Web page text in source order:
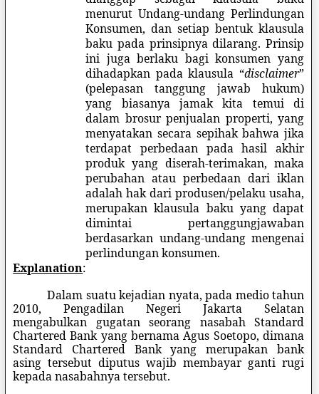
menurut Undang-undang Perlindungan
Konsumen, dan setiap bentuk klausula
baku pada prinsipnya dilarang. Prinsip
ini juga berlaku bagi konsumen yang
dihadapkan pada klausula “disclaimer”
(pelepasan tanggung jawab hukum)
yang biasanya jamak kita temui di
dalam brosur penjualan properti, yang
menyatakan secara sepihak bahwa jika
terdapat perbedaan pada hasil akhir
produk yang diserah-terimakan, maka
perubahan atau perbedaan dari iklan
adalah hak dari produsen/pelaku usaha,
merupakan klausula baku yang dapat
dimintai pertanggungjawaban
berdasarkan undang-undang mengenai
perlindungan konsumen.
Explanation:
Dalam suatu kejadian nyata, pada medio tahun
2010, Pengadilan Negeri Jakarta Selatan
mengabulkan gugatan seorang nasabah Standard
Chartered Bank yang bernama Agus Soetopo, dimana
Standard Chartered Bank yang merupakan bank
asing tersebut diputus wajib membayar ganti rugi
kepada nasabahnya tersebut.